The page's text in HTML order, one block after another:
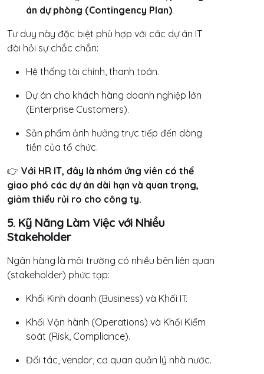
án dự phòng (Contingency Plan).
Tư duy này đặc biệt phù hợp với các dự án IT
đòi hỏi sự chắc chắn:
Hệ thống tài chính, thanh toán.
Dự án cho khách hàng doanh nghiệp lớn
(Enterprise Customers).
Sản phẩm ảnh hưởng trực tiếp đến dòng
tiền của tổ chức.
👉 Với HR IT, đây là nhóm ứng viên có thể
giao phó các dự án dài hạn và quan trọng,
giảm thiểu rủi ro cho công ty.
5. Kỹ Năng Làm Việc với Nhiều
Stakeholder
Ngân hàng là môi trường có nhiều bên liên quan
(stakeholder) phức tạp:
Khối Kinh doanh (Business) và Khối IT.
Khối Vận hành (Operations) và Khối Kiểm
soát (Risk, Compliance).
Đối tác, vendor, cơ quan quản lý nhà nước.